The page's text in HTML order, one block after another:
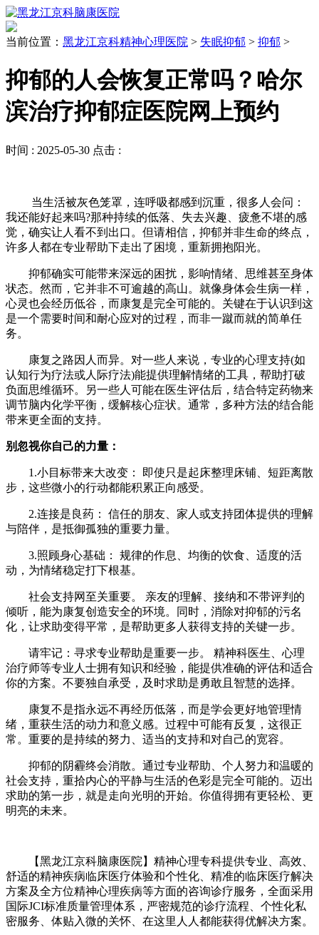
当前位置： 黑龙江京科精神心理医院 > 失眠抑郁 > 抑郁 >
抑郁的人会恢复正常吗？哈尔
滨治疗抑郁症医院网上预约
时间 : 2025-05-30 点击 :
当生活被灰色笼罩，连呼吸都感到沉重，很多人会问：
我还能好起来吗?那种持续的低落、失去兴趣、疲惫不堪的感
觉，确实让人看不到出口。但请相信，抑郁并非生命的终点，
许多人都在专业帮助下走出了困境，重新拥抱阳光。
抑郁确实可能带来深远的困扰，影响情绪、思维甚至身体
状态。然而，它并非不可逾越的高山。就像身体会生病一样，
心灵也会经历低谷，而康复是完全可能的。关键在于认识到这
是一个需要时间和耐心应对的过程，而非一蹴而就的简单任
务。
康复之路因人而异。对一些人来说，专业的心理支持(如
认知行为疗法或人际疗法)能提供理解情绪的工具，帮助打破
负面思维循环。另一些人可能在医生评估后，结合特定药物来
调节脑内化学平衡，缓解核心症状。通常，多种方法的结合能
带来更全面的支持。
​​别忽视你自己的力量：​​
1.​​小目标带来大改变：​​ 即使只是起床整理床铺、短距离散
步，这些微小的行动都能积累正向感受。
2.​​连接是良药：​​ 信任的朋友、家人或支持团体提供的理解
与陪伴，是抵御孤独的重要力量。
3.​​照顾身心基础：​​ 规律的作息、均衡的饮食、适度的活
动，为情绪稳定打下根基。
​​社会支持网至关重要。​​ 亲友的理解、接纳和不带评判的
倾听，能为康复创造安全的环境。同时，消除对抑郁的污名
化，让求助变得平常，是帮助更多人获得支持的关键一步。
​​请牢记：寻求专业帮助是重要一步。​​ 精神科医生、心理
治疗师等专业人士拥有知识和经验，能提供准确的评估和适合
你的方案。不要独自承受，及时求助是勇敢且智慧的选择。
康复不是指永远不再经历低落，而是学会更好地管理情
绪，重获生活的动力和意义感。过程中可能有反复，这很正
常。重要的是持续的努力、适当的支持和对自己的宽容。
抑郁的阴霾终会消散。通过专业帮助、个人努力和温暖的
社会支持，重拾内心的平静与生活的色彩是完全可能的。迈出
求助的第一步，就是走向光明的开始。你值得拥有更轻松、更
明亮的未来。
【黑龙江京科脑康医院】精神心理专科提供专业、高效、
舒适的精神疾病临床医疗体验和个性化、精准的临床医疗解决
方案及全方位精神心理疾病等方面的咨询诊疗服务，全面采用
国际JCI标准质量管理体系，严密规范的诊疗流程、个性化私
密服务、体贴入微的关怀、在这里人人都能获得优解决方案。